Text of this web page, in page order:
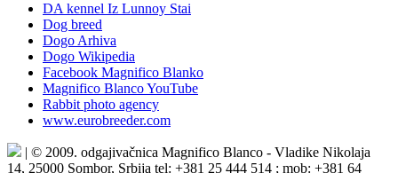
DA kennel Iz Lunnoy Stai
Dog breed
Dogo Arhiva
Dogo Wikipedia
Facebook Magnifico Blanko
Magnifico Blanco YouTube
Rabbit photo agency
www.eurobreeder.com
| © 2009. odgajivačnica Magnifico Blanco - Vladike Nikolaja
14, 25000 Sombor, Srbija tel: +381 25 444 514 ; mob: +381 64